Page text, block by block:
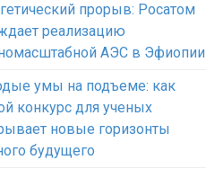
прорыв: Росатом
реализацию
АЭС в Эфиопии
умы на подъеме: как
конкурс для ученых
новые горизонты
будущего